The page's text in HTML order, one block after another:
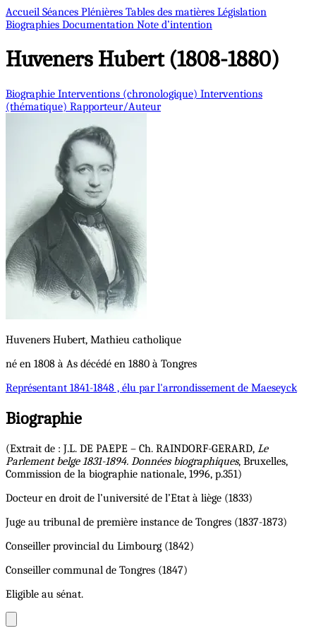
Accueil Séances Plénières Tables des matières Législation
Biographies Documentation Note d’intention
Huveners Hubert (1808-1880)
Biographie Interventions (chronologique) Interventions
(thématique) Rapporteur/Auteur
Huveners Hubert, Mathieu catholique
né en 1808 à As décédé en 1880 à Tongres
Représentant 1841-1848 , élu par l'arrondissement de Maeseyck
Biographie
(Extrait de : J.L. DE PAEPE – Ch. RAINDORF-GERARD, Le
Parlement belge 1831-1894. Données biographiques, Bruxelles,
Commission de la biographie nationale, 1996, p.351)
Docteur en droit de l’université de l’Etat à liège (1833)
Juge au tribunal de première instance de Tongres (1837-1873)
Conseiller provincial du Limbourg (1842)
Conseiller communal de Tongres (1847)
Eligible au sénat.